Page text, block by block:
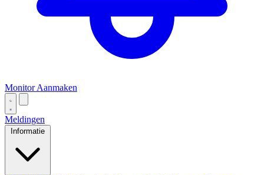
Monitor Aanmaken
Meldingen
Informatie